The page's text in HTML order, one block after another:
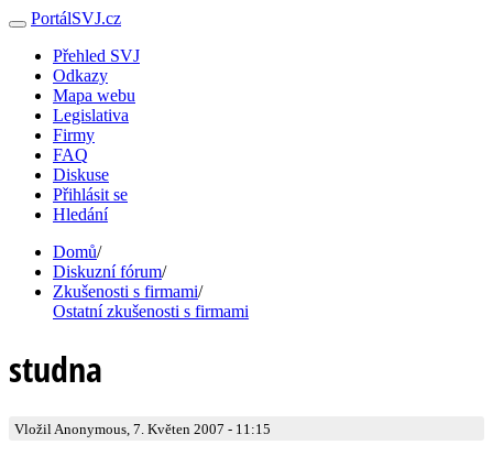
PortálSVJ.cz
Přehled SVJ
Odkazy
Mapa webu
Legislativa
Firmy
FAQ
Diskuse
Přihlásit se
Hledání
Domů/
Diskuzní fórum/
Zkušenosti s firmami/
Ostatní zkušenosti s firmami
studna
Vložil Anonymous, 7. Květen 2007 - 11:15